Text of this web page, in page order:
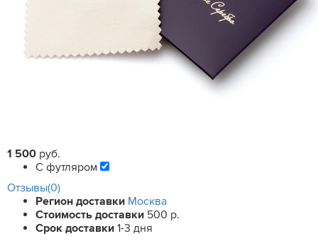
1 500 руб.
С футляром
Отзывы(0)
Регион доставки Москва
Стоимость доставки 500 р.
Срок доставки 1-3 дня